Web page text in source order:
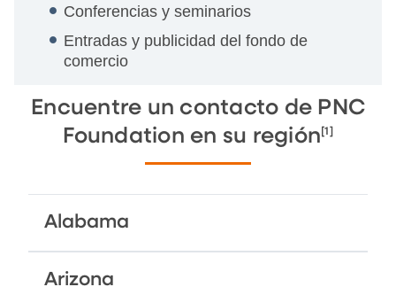
Conferencias y seminarios
Entradas y publicidad del fondo de
comercio
Encuentre un contacto de PNC
Foundation en su región [1]
Alabama
Arizona